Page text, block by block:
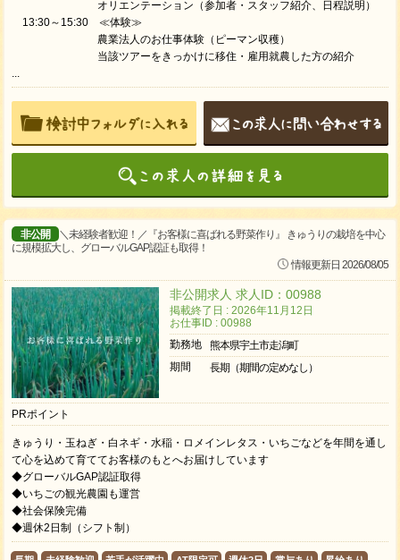
オリエンテーション（参加者・スタッフ紹介、日程説明）
13:30～15:30 ≪体験≫
農業法人のお仕事体験（ピーマン収穫）
当該ツアーをきっかけに移住・雇用就農した方の紹介
...
非公開
＼未経験者歓迎！／『お客様に喜ばれる野菜作り』 きゅうりの栽培を中心
に規模拡大し、グローバルGAP認証も取得！
情報更新日 2026/08/05
非公開求人 求人ID：00988
掲載終了日 : 2026年11月12日
お仕事ID : 00988
勤務地
熊本県宇土市走潟町
期間
長期（期間の定めなし）
PRポイント
きゅうり・玉ねぎ・白ネギ・水稲・ロメインレタス・いちごなどを年間を通し
て心を込めて育ててお客様のもとへお届けしています
◆グローバルGAP認証取得
◆いちごの観光農園も運営
◆社会保険完備
◆週休2日制（シフト制）